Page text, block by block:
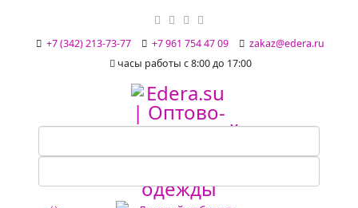
+7 (342) 213-73-77 +7 961 754 47 09
zakaz@edera.ru
часы работы с 8:00 до 17:00